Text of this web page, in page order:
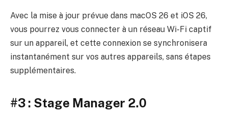
Avec la mise à jour prévue dans macOS 26 et iOS 26,
vous pourrez vous connecter à un réseau Wi-Fi captif
sur un appareil, et cette connexion se synchronisera
instantanément sur vos autres appareils, sans étapes
supplémentaires.
#3 : Stage Manager 2.0